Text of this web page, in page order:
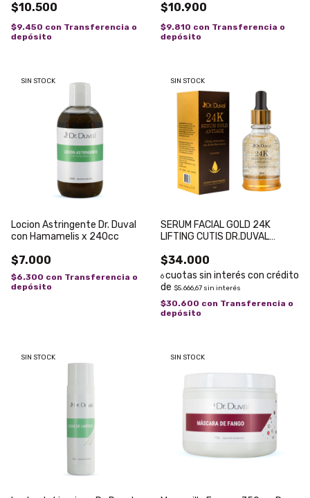
$10.500
$9.450 con Transferencia o
depósito
$10.900
$9.810 con Transferencia o
depósito
SIN STOCK
Locion Astringente Dr. Duval
con Hamamelis x 240cc
$7.000
$6.300 con Transferencia o
depósito
SIN STOCK
SERUM FACIAL GOLD 24K
LIFTING CUTIS DR.DUVAL
$34.000
6
$5.666,67 sin interés
$30.600 con Transferencia o
depósito
SIN STOCK SIN STOCK